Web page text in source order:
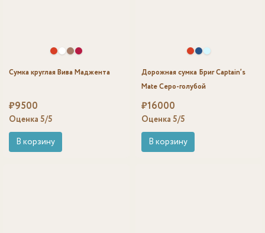
Сумка круглая Вива Маджента
₽9500
Оценка 5/5
В корзину
Дорожная сумка Бриг Captain’s
Mate Серо-голубой
₽16000
Оценка 5/5
В корзину